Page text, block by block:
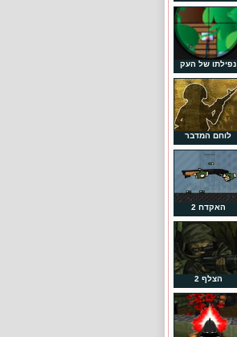
נפילתו של העק
לוחם המדבר
האקדח 2
הצלף 2